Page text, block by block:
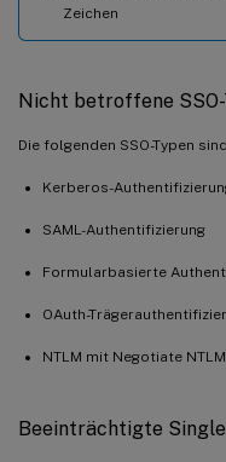
Zeichen
Nicht betroffene
Die folgenden SSO-Typen
Kerberos-
SAML-Authentifizierung
Formularbasierte
OAuth-
NTLM mit Negotiate
Beeinträchtigte